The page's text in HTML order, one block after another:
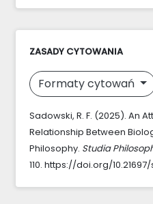
ZASADY CYTOWANIA
Formaty cytowań
Sadowski, R. F. (2025). An
Relationship Between
Philosophy. Studia
110. https://doi.org/